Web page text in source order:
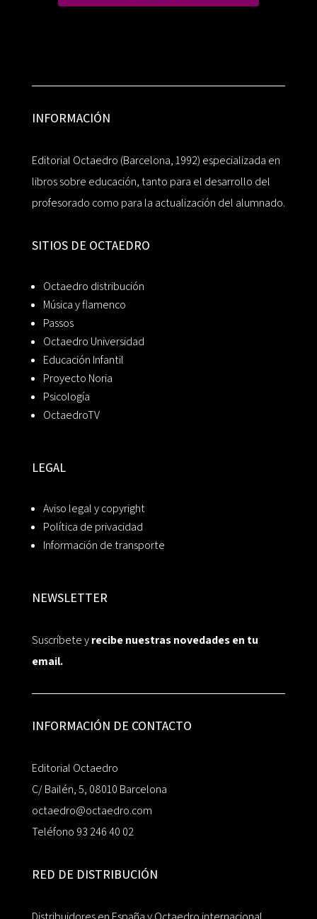
INFORMACIÓN
Editorial Octaedro (Barcelona, 1992) especializada en
libros sobre educación, tanto para el desarrollo del
profesorado como para la actualización del alumnado.
SITIOS DE OCTAEDRO
Octaedro distribución
Música y flamenco
Passos
Octaedro Universidad
Educación Infantil
Proyecto Noria
Psicología
OctaedroTV
LEGAL
Aviso legal y copyright
Política de privacidad
Información de transporte
NEWSLETTER
Suscríbete yrecibe nuestras novedades en tu
email.
INFORMACIÓN DE CONTACTO
Editorial Octaedro
C/ Bailén, 5, 08010 Barcelona
octaedro@octaedro.com
Teléfono 93 246 40 02
RED DE DISTRIBUCIÓN